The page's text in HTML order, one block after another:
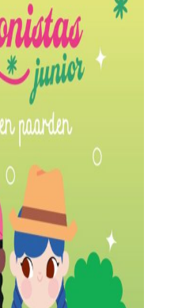
contact op te nemen, in
privacybeleid.